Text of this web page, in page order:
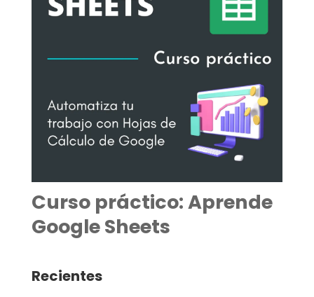
Curso práctico: Aprende
Google Sheets
Recientes